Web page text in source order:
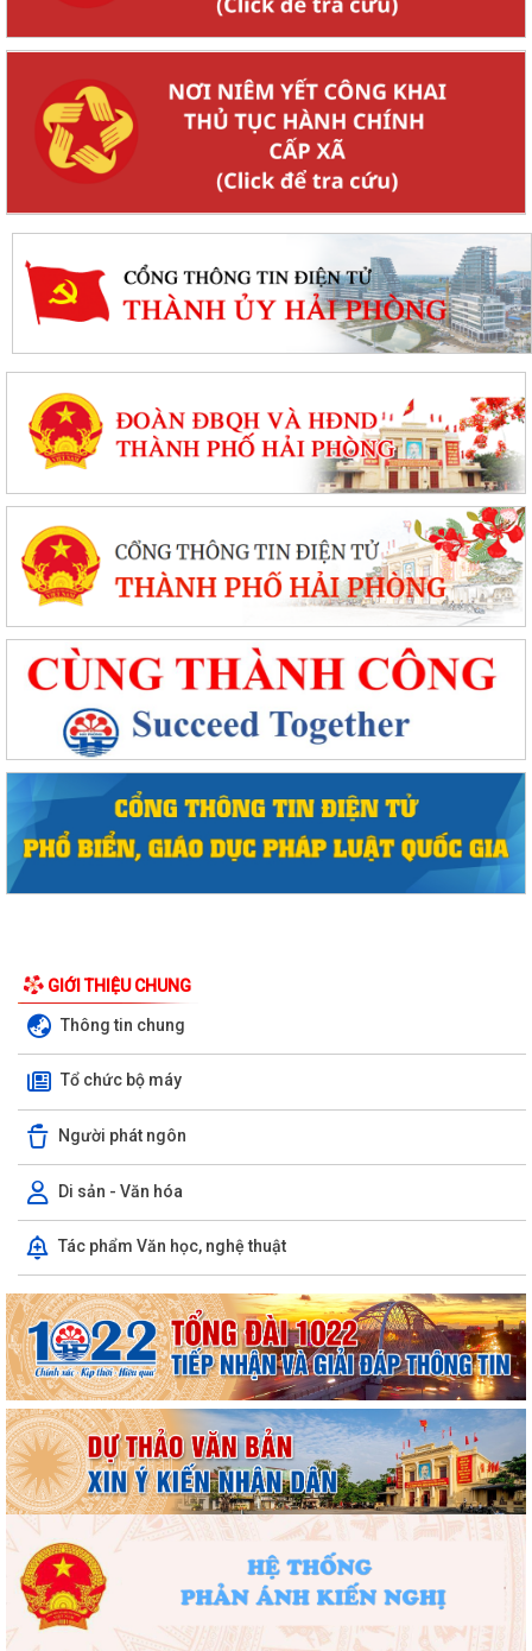
GIỚI THIỆU CHUNG
Thông tin chung
Tổ chức bộ máy
Người phát ngôn
Di sản - Văn hóa
Tác phẩm Văn học, nghệ thuật
Phường Hồng Bàng tổng kết và trao giải Cuộc thi chính luận về bảo vệ
nền tảng tư tưởng của Đảng năm...
PHƯỜNG HỒNG BÀNG NÂNG CAO CHẤT LƯỢNG SINH HOẠT CHI BỘ TỪ
CƠ SỞ
Trường Tiểu học Đinh Tiên Hoàng (phường Hồng Bàng) tăng kiến thức,
kỹ năng phòng chống đuối nước...
Phường Hồng Bàng tập huấn kiến thức về an toàn thực phẩm cho các